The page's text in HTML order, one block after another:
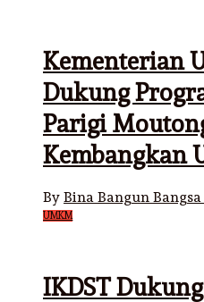
Kementerian
Dukung
Parigi
Kembangkan
By Bina Bangun Bangsa
UMKM
IKDST